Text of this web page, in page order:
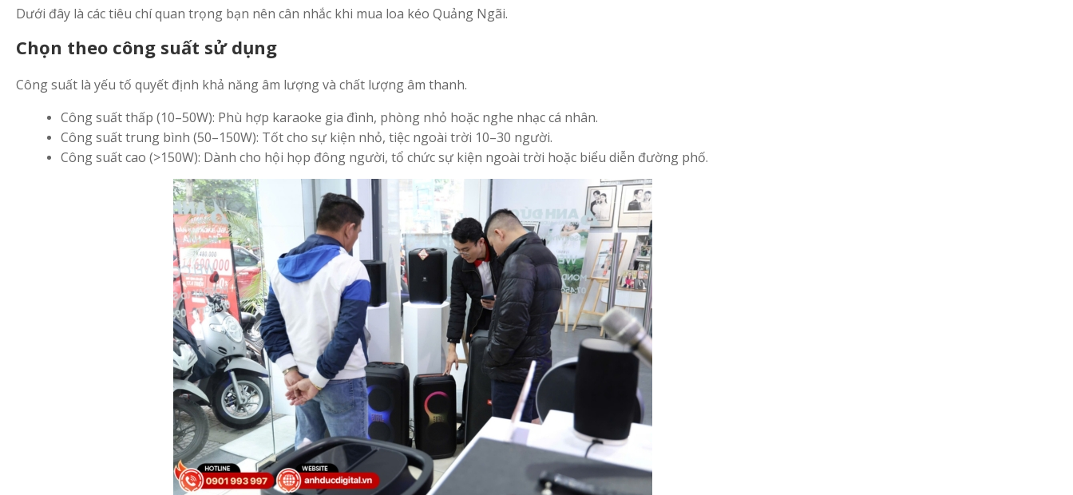
Dưới đây là các tiêu chí quan trọng bạn nên cân nhắc khi mua loa kéo Quảng Ngãi.
Chọn theo công suất sử dụng
Công suất là yếu tố quyết định khả năng âm lượng và chất lượng âm thanh.
Công suất thấp (10–50W): Phù hợp karaoke gia đình, phòng nhỏ hoặc nghe nhạc cá nhân.
Công suất trung bình (50–150W): Tốt cho sự kiện nhỏ, tiệc ngoài trời 10–30 người.
Công suất cao (>150W): Dành cho hội họp đông người, tổ chức sự kiện ngoài trời hoặc biểu diễn đường phố.